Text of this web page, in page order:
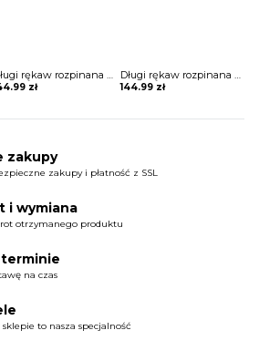
Długi rękaw rozpinana stójka skóra skórzana ekologiczna taliowana talia prosta jesień ramoneska kurtka Lakeisha
zł
Długi rękaw rozpinana stójka skóra skórzana ekologiczna taliowana talia prosta jesień ramoneska kurtka Lakeisha
144.99 zł
zakupy
zakupy i płatność z SSL
i wymiana
otrzymanego produktu
na czas
to nasza specjalność